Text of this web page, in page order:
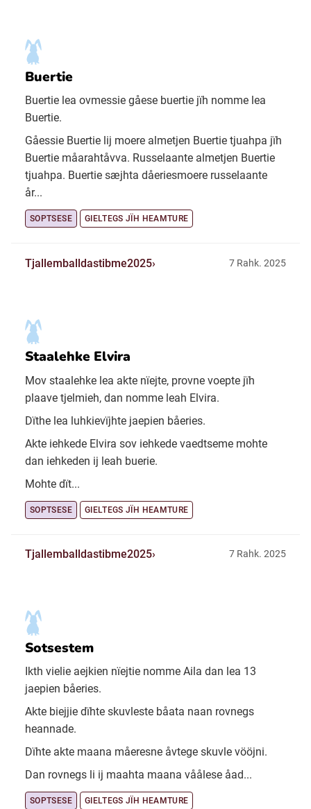
Buertie
Buertie lea ovmessie gåese buertie jïh nomme lea
Buertie.
Gåessie Buertie lij moere almetjen Buertie tjuahpa jïh
Buertie måarahtåvva. Russelaante almetjen Buertie
tjuahpa. Buertie sæjhta dåeriesmoere russelaante
år...
SOPTSESE GIELTEGS JÏH HEAMTURE
Tjallemballdastibme2025 7 Rahk. 2025
Staalehke Elvira
Mov staalehke lea akte nïejte, provne voepte jïh
plaave tjelmieh, dan nomme leah Elvira.
Dïthe lea luhkievïjhte jaepien båeries.
Akte iehkede Elvira sov iehkede vaedtseme mohte
dan iehkeden ij leah buerie.
Mohte dït...
SOPTSESE GIELTEGS JÏH HEAMTURE
Tjallemballdastibme2025 7 Rahk. 2025
Sotsestem
Ikth vielie aejkien nïejtie nomme Aila dan lea 13
jaepien båeries.
Akte biejjie dïhte skuvleste båata naan rovnegs
heannade.
Dïhte akte maana måeresne åvtege skuvle vööjni.
Dan rovnegs li ij maahta maana våålese åad...
SOPTSESE GIELTEGS JÏH HEAMTURE